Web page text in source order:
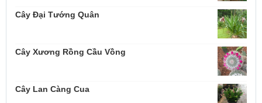
Cây Đại Tướng Quân
Cây Xương Rồng Cầu Vồng
Cây Lan Càng Cua